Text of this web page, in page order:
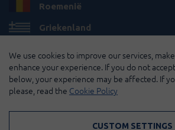
Roemenië
Griekenland
Frankrijk
Betaalmethodes:
We use cookies to improve our services,
enhance your experience. If you do not
below, your experience may be affected. If
please, read the Cookie Policy
CUSTOM SETTINGS